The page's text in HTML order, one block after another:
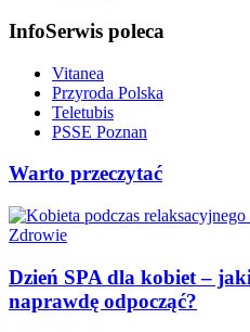
InfoSerwis poleca
Vitanea
Przyroda Polska
Teletubis
PSSE Poznan
Warto przeczytać
Zdrowie
Dzień SPA dla kobiet –
naprawdę odpocząć?